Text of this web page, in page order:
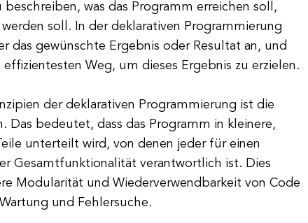
was das Programm erreichen soll,
soll. In der deklarativen Programmierung
das gewünschte Ergebnis oder Resultat an, und
Weg, um dieses Ergebnis zu erzielen.
der deklarativen Programmierung ist die
Das bedeutet, dass das Programm in kleinere,
unterteilt wird, von denen jeder für einen
Gesamtfunktionalität verantwortlich ist. Dies
Modularität und Wiederverwendbarkeit von Code
und Fehlersuche.